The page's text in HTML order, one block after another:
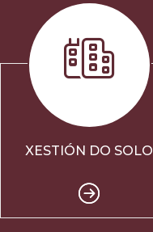
XESTIÓN DO SOLO